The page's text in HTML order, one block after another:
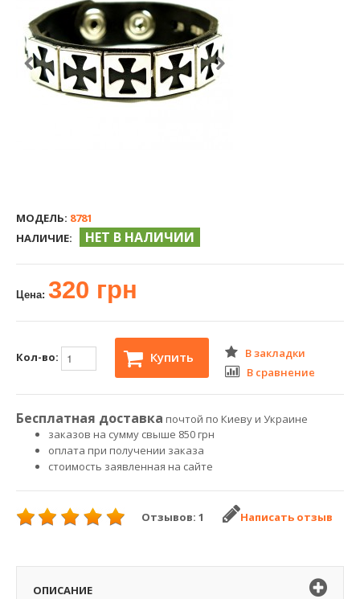
МОДЕЛЬ: 8781
НАЛИЧИЕ:
НЕТ В НАЛИЧИИ
Цена: 320 грн
Кол-во: Купить
В закладки
В сравнение
Бесплатная доставка почтой по Киеву и Украине
заказов на сумму свыше 850 грн
оплата при получении заказа
стоимость заявленная на сайте
Отзывов: 1 Написать отзыв
ОПИСАНИЕ